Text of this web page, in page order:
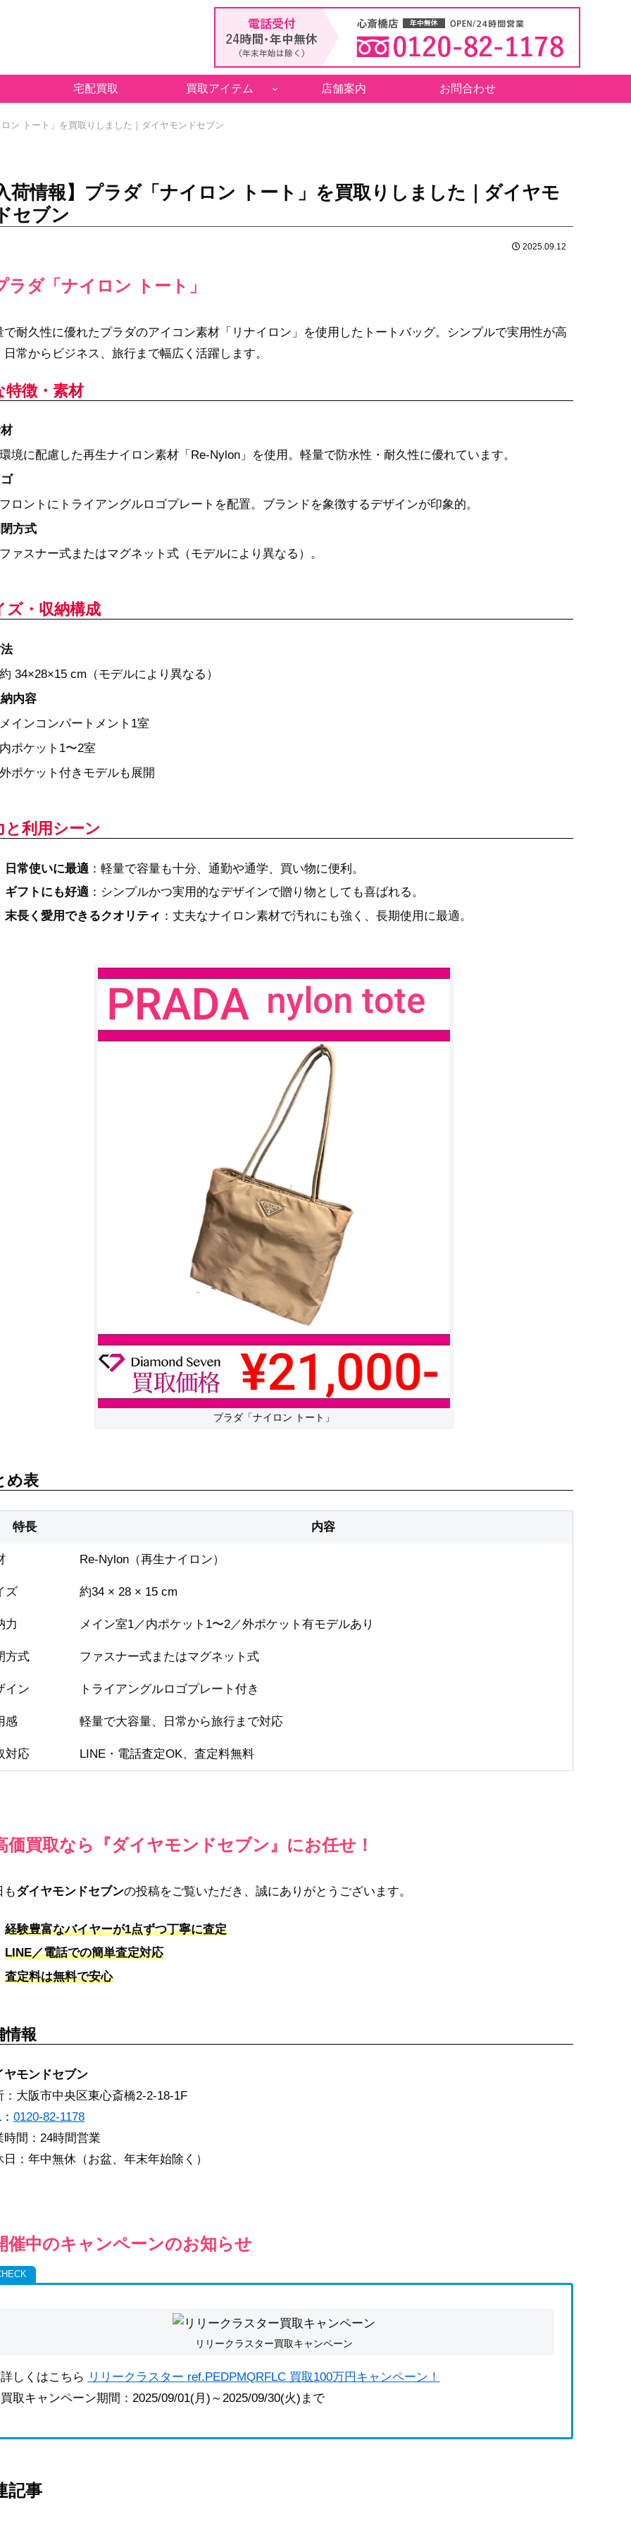
宅配買取 買取アイテム 店舗案内 お問合わせ
ン トート」を買取りしました｜ダイヤモンドセブン
荷情報】プラダ「ナイロン トート」を買取りしました｜ダイヤモ
セブン
2025.09.12
ラダ「ナイロン トート」
で耐久性に優れたプラダのアイコン素材「リナイロン」を使用したトートバッグ。シンプルで実用性が高
日常からビジネス、旅行まで幅広く活躍します。
特徴・素材
環境に配慮した再生ナイロン素材「Re-Nylon」を使用。軽量で防水性・耐久性に優れています。
フロントにトライアングルロゴプレートを配置。ブランドを象徴するデザインが印象的。
方式
ファスナー式またはマグネット式（モデルにより異なる）。
ズ・収納構成
約 34×28×15 cm（モデルにより異なる）
内容
メインコンパートメント1室
内ポケット1〜2室
外ポケット付きモデルも展開
と利用シーン
日常使いに最適 ：軽量で容量も十分、通勤や通学、買い物に便利。
ギフトにも好適 ：シンプルかつ実用的なデザインで贈り物としても喜ばれる。
末長く愛用できるクオリティ ：丈夫なナイロン素材で汚れにも強く、長期使用に最適。
プラダ「ナイロン トート」
め表
特長 内容
Re-Nylon（再生ナイロン）
ズ 約34 × 28 × 15 cm
力 メイン室1／内ポケット1〜2／外ポケット有モデルあり
方式 ファスナー式またはマグネット式
イン トライアングルロゴプレート付き
感 軽量で大容量、日常から旅行まで対応
対応 LINE・電話査定OK、査定料無料
価買取なら『ダイヤモンドセブン』にお任せ！
もダイヤモンドセブンの投稿をご覧いただき、誠にありがとうございます。
経験豊富なバイヤーが1点ずつ丁寧に査定
LINE／電話での簡単査定対応
査定料は無料で安心
情報
ヤモンドセブン
：大阪市中央区東心斎橋2-2-18-1F
0120-82-1178
時間：24時間営業
日：年中無休（お盆、年末年始除く）
催中のキャンペーンのお知らせ
リリークラスター買取キャンペーン
詳しくはこちら リリークラスター ref.PEDPMQRFLC 買取100万円キャンペーン！
買取キャンペーン期間：2025/09/01(月)～2025/09/30(火)まで
記事